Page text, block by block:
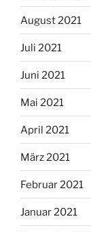
August 2021
Juli 2021
Juni 2021
Mai 2021
April 2021
März 2021
Februar 2021
Januar 2021